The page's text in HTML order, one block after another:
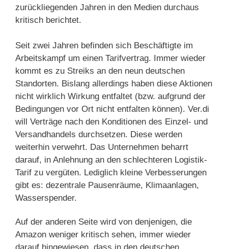
zurückliegenden Jahren in den Medien durchaus
kritisch berichtet.
Seit zwei Jahren befinden sich Beschäftigte im
Arbeitskampf um einen Tarifvertrag. Immer wieder
kommt es zu Streiks an den neun deutschen
Standorten. Bislang allerdings haben diese Aktionen
nicht wirklich Wirkung entfaltet (bzw. aufgrund der
Bedingungen vor Ort nicht entfalten können). Ver.di
will Verträge nach den Konditionen des Einzel- und
Versandhandels durchsetzen. Diese werden
weiterhin verwehrt. Das Unternehmen beharrt
darauf, in Anlehnung an den schlechteren Logistik-
Tarif zu vergüten. Lediglich kleine Verbesserungen
gibt es: dezentrale Pausenräume, Klimaanlagen,
Wasserspender.
Auf der anderen Seite wird von denjenigen, die
Amazon weniger kritisch sehen, immer wieder